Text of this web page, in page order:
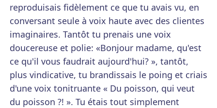
reproduisais fidèlement ce que tu avais vu, en
conversant seule à voix haute avec des clientes
imaginaires. Tantôt tu prenais une voix
doucereuse et polie: «Bonjour madame, qu'est
ce qu'il vous faudrait aujourd'hui? », tantôt,
plus vindicative, tu brandissais le poing et criais
d'une voix tonitruante « Du poisson, qui veut
du poisson ?! ». Tu étais tout simplement